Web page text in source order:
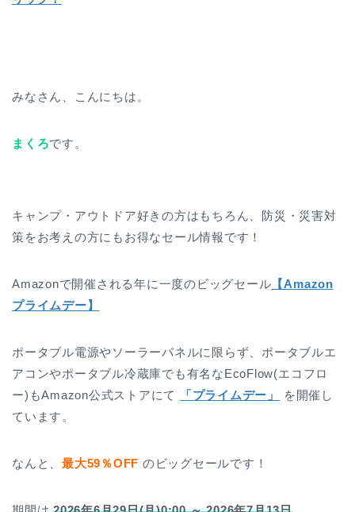
みなさん、こんにちは。
まくろです。
キャンプ・アウトドア好きの方はもちろん、防災・災害対
策をお考えの方にもお得なセール情報です！
Amazonで開催される年に一度のビッグセール 【Amazon
プライムデー】
ポータブル電源やソーラーパネルに限らず、ポータブルエ
アコンやポータブル冷蔵庫でも有名なEcoFlow(エコフロ
ー)もAmazon公式ストアにて
「プライムデー」
を開催し
ています。
なんと、最大59％OFF のビッグセールです！